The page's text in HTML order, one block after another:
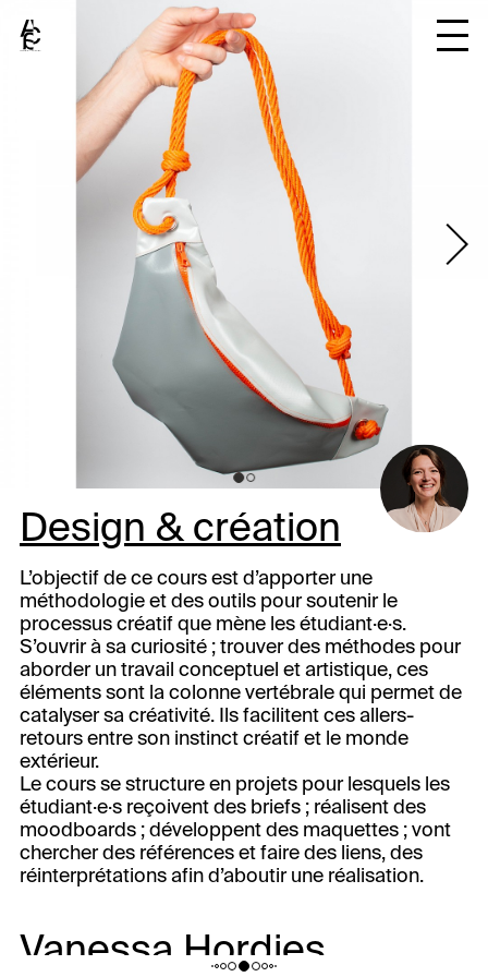
Design & création
L’objectif de ce cours est d’apporter une
méthodologie et des outils pour soutenir le
processus créatif que mène les étudiant·e·s.
S’ouvrir à sa curiosité ; trouver des méthodes pour
aborder un travail conceptuel et artistique, ces
éléments sont la colonne vertébrale qui permet de
catalyser sa créativité. Ils facilitent ces allers-
retours entre son instinct créatif et le monde
extérieur.
Le cours se structure en projets pour lesquels les
étudiant·e·s reçoivent des briefs ; réalisent des
moodboards ; développent des maquettes ; vont
chercher des références et faire des liens, des
réinterprétations afin d’aboutir une réalisation.
Vanessa Hordies